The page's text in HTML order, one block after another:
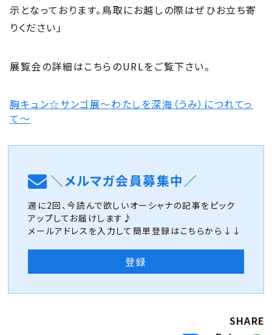
示となっております。鳥取にお越しの際はぜひお立ち寄
りください」
展覧会の詳細はこちらのURLをご覧下さい。
胸キュン☆サンゴ展～わたしを深海（うみ）につれてっ
て～
＼メルマガ会員募集中／
週に2回、今読んで欲しいオーシャナの記事をピック
アップしてお届けします♪
メールアドレスを入力して簡単登録はこちらから↓↓
登録
SHARE